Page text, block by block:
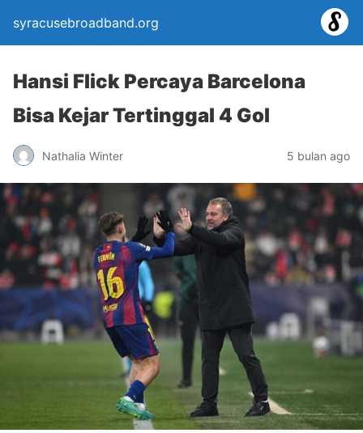
syracusebroadband.org
Hansi Flick Percaya Barcelona
Bisa Kejar Tertinggal 4 Gol
Nathalia Winter 5 bulan ago